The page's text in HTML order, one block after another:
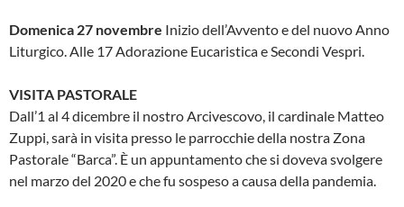
Domenica 27 novembre Inizio dell’Avvento e del nuovo Anno
Liturgico. Alle 17 Adorazione Eucaristica e Secondi Vespri.
VISITA PASTORALE
Dall’1 al 4 dicembre il nostro Arcivescovo, il cardinale Matteo
Zuppi, sarà in visita presso le parrocchie della nostra Zona
Pastorale “Barca”. È un appuntamento che si doveva svolgere
nel marzo del 2020 e che fu sospeso a causa della pandemia.